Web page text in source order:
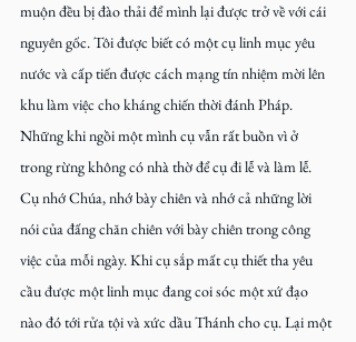
muộn đều bị đào thải để mình lại được trở về với cái
nguyên gốc. Tôi được biết có một cụ linh mục yêu
nước và cấp tiến được cách mạng tín nhiệm mời lên
khu làm việc cho kháng chiến thời đánh Pháp.
Những khi ngồi một mình cụ vẫn rất buồn vì ở
trong rừng không có nhà thờ để cụ đi lễ và làm lễ.
Cụ nhớ Chúa, nhớ bày chiên và nhớ cả những lời
nói của đấng chăn chiên với bày chiên trong công
việc của mỗi ngày. Khi cụ sắp mất cụ thiết tha yêu
cầu được một linh mục đang coi sóc một xứ đạo
nào đó tới rửa tội và xức dầu Thánh cho cụ. Lại một